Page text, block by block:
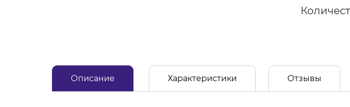
Описание Характеристики Отзывы